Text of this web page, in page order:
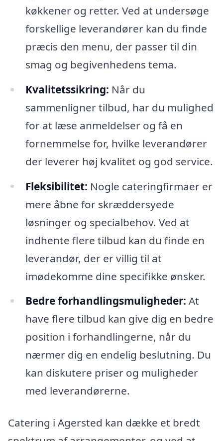
køkkener og retter. Ved at undersøge
forskellige leverandører kan du finde
præcis den menu, der passer til din
smag og begivenhedens tema.
Kvalitetssikring: Når du
sammenligner tilbud, har du mulighed
for at læse anmeldelser og få en
fornemmelse for, hvilke leverandører
der leverer høj kvalitet og god service.
Fleksibilitet: Nogle cateringfirmaer er
mere åbne for skræddersyede
løsninger og specialbehov. Ved at
indhente flere tilbud kan du finde en
leverandør, der er villig til at
imødekomme dine specifikke ønsker.
Bedre forhandlingsmuligheder: At
have flere tilbud kan give dig en bedre
position i forhandlingerne, når du
nærmer dig en endelig beslutning. Du
kan diskutere priser og muligheder
med leverandørerne.
Catering i Agersted kan dække et bredt